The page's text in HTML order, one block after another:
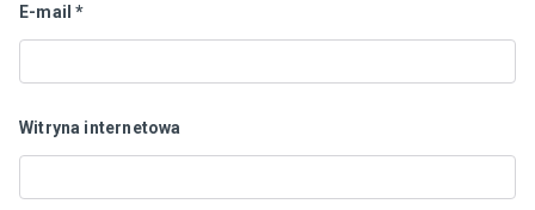
E-mail*
Witryna internetowa